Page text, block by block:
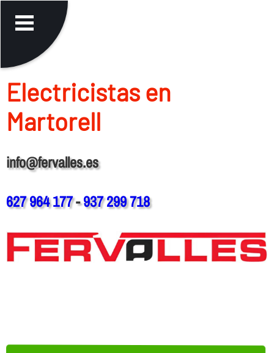
Electricistas en
Martorell
info@fervalles.es
627 964 177-937 299 718